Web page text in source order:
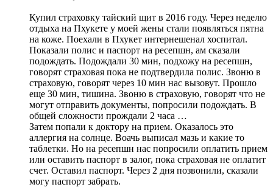
Купил страховку тайский щит в 2016 году. Через неделю
отдыха на Пхукете у моей жены стали появляться пятна
на коже. Поехали в Пхукет интернешенал хоспитал.
Показали полис и паспорт на ресепшн, ам сказали
подождать. Подождали 30 мин, подхожу на ресепшн,
говорят страховая пока не подтвердила полис. Звоню в
страховую, говорят через 10 мин нас вызовут. Прошло
еще 30 мин, тишина. Звоню в страховую, говорят что не
могут отправить документы, попросили подождать. В
общей сложности прождали 2 часа …
Затем попали к доктору на прием. Оказалось это
аллергия на солнце. Воачь выписал мазь и какие то
таблетки. Но на ресепшн нас попросили оплатить прием
или оставить паспорт в залог, пока страховая не оплатит
счет. Оставил паспорт. Через 2 дня позвонили, сказали
могу паспорт забрать.